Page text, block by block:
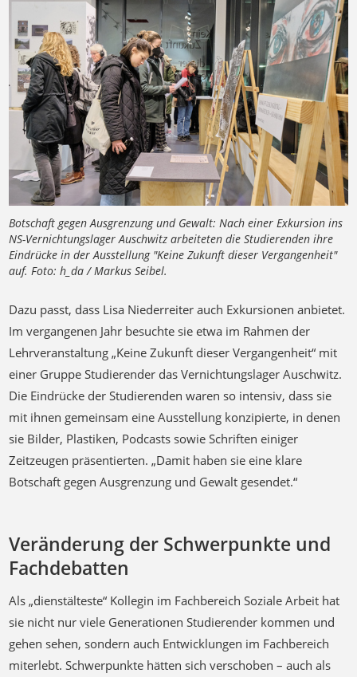
Botschaft gegen Ausgrenzung und Gewalt: Nach einer Exkursion ins
NS-Vernichtungslager Auschwitz arbeiteten die Studierenden ihre
Eindrücke in der Ausstellung "Keine Zukunft dieser Vergangenheit"
auf. Foto: h_da / Markus Seibel.
Dazu passt, dass Lisa Niederreiter auch Exkursionen anbietet.
Im vergangenen Jahr besuchte sie etwa im Rahmen der
Lehrveranstaltung „Keine Zukunft dieser Vergangenheit“ mit
einer Gruppe Studierender das Vernichtungslager Auschwitz.
Die Eindrücke der Studierenden waren so intensiv, dass sie
mit ihnen gemeinsam eine Ausstellung konzipierte, in denen
sie Bilder, Plastiken, Podcasts sowie Schriften einiger
Zeitzeugen präsentierten. „Damit haben sie eine klare
Botschaft gegen Ausgrenzung und Gewalt gesendet.“
Veränderung der Schwerpunkte und
Fachdebatten
Als „dienstälteste“ Kollegin im Fachbereich Soziale Arbeit hat
sie nicht nur viele Generationen Studierender kommen und
gehen sehen, sondern auch Entwicklungen im Fachbereich
miterlebt. Schwerpunkte hätten sich verschoben – auch als